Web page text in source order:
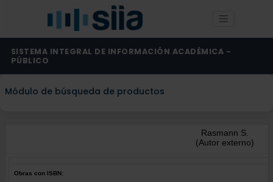
SISTEMA INTEGRAL DE INFORMACIÓN ACADÉMICA -
PÚBLICO
Módulo de búsqueda de productos
Rasmann S.
(Autor externo)
Obras con ISBN: